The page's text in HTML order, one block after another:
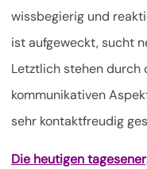
wissbegierig und
ist aufgeweckt, sucht
Letztlich stehen durch
kommunikativen
sehr kontaktfreudig
Die heutigen